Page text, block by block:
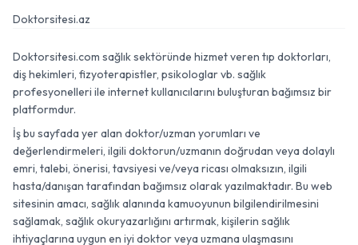
Doktorsitesi.az
Doktorsitesi.com sağlık sektöründe hizmet veren tıp doktorları,
diş hekimleri, fizyoterapistler, psikologlar vb. sağlık
profesyonelleri ile internet kullanıcılarını buluşturan bağımsız bir
platformdur.
İş bu sayfada yer alan doktor/uzman yorumları ve
değerlendirmeleri, ilgili doktorun/uzmanın doğrudan veya dolaylı
emri, talebi, önerisi, tavsiyesi ve/veya ricası olmaksızın, ilgili
hasta/danışan tarafından bağımsız olarak yazılmaktadır. Bu web
sitesinin amacı, sağlık alanında kamuoyunun bilgilendirilmesini
sağlamak, sağlık okuryazarlığını artırmak, kişilerin sağlık
ihtiyaçlarına uygun en iyi doktor veya uzmana ulaşmasını